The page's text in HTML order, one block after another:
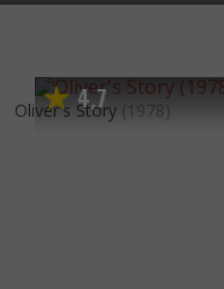
4,7
Oliver's Story (1978)